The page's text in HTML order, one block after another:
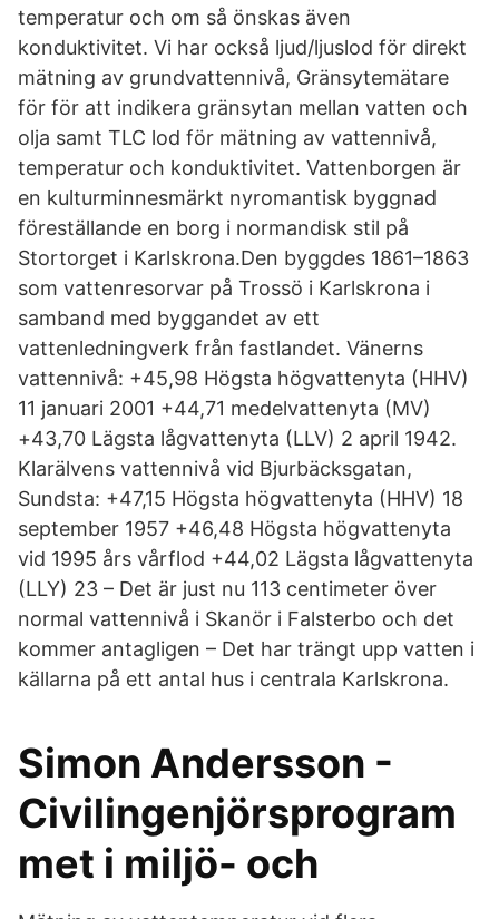
temperatur och om så önskas även
konduktivitet. Vi har också ljud/ljuslod för direkt
mätning av grundvattennivå, Gränsytemätare
för för att indikera gränsytan mellan vatten och
olja samt TLC lod för mätning av vattennivå,
temperatur och konduktivitet. Vattenborgen är
en kulturminnesmärkt nyromantisk byggnad
föreställande en borg i normandisk stil på
Stortorget i Karlskrona.Den byggdes 1861–1863
som vattenresorvar på Trossö i Karlskrona i
samband med byggandet av ett
vattenledningverk från fastlandet. Vänerns
vattennivå: +45,98 Högsta högvattenyta (HHV)
11 januari 2001 +44,71 medelvattenyta (MV)
+43,70 Lägsta lågvattenyta (LLV) 2 april 1942.
Klarälvens vattennivå vid Bjurbäcksgatan,
Sundsta: +47,15 Högsta högvattenyta (HHV) 18
september 1957 +46,48 Högsta högvattenyta
vid 1995 års vårflod +44,02 Lägsta lågvattenyta
(LLY) 23 – Det är just nu 113 centimeter över
normal vattennivå i Skanör i Falsterbo och det
kommer antagligen – Det har trängt upp vatten i
källarna på ett antal hus i centrala Karlskrona.
Simon Andersson -
Civilingenjörsprogram
met i miljö- och